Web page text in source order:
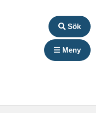
Sök
Meny